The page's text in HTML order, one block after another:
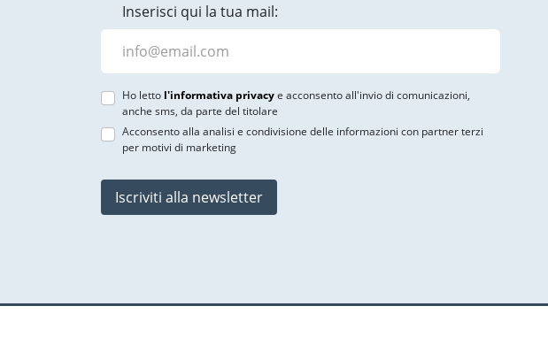
Inserisci qui la tua mail:
Ho letto l'informativa privacye acconsento all'invio di comunicazioni,
anche sms, da parte del titolare
Acconsento alla analisi e condivisione delle informazioni con partner terzi
per motivi di marketing
Iscriviti alla newsletter